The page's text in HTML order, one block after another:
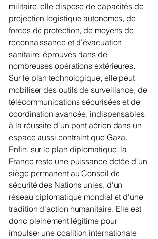
militaire, elle dispose de capacités de
projection logistique autonomes, de
forces de protection, de moyens de
reconnaissance et d'évacuation
sanitaire, éprouvés dans de
nombreuses opérations extérieures.
Sur le plan technologique, elle peut
mobiliser des outils de surveillance, de
télécommunications sécurisées et de
coordination avancée, indispensables
à la réussite d'un pont aérien dans un
espace aussi contraint que Gaza.
Enfin, sur le plan diplomatique, la
France reste une puissance dotée d'un
siège permanent au Conseil de
sécurité des Nations unies, d'un
réseau diplomatique mondial et d'une
tradition d'action humanitaire. Elle est
donc pleinement légitime pour
impulser une coalition internationale